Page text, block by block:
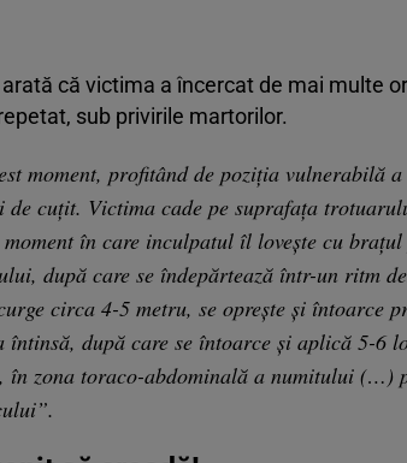
că victima a încercat de mai multe
sub privirile martorilor.
moment, profitând de poziția vulnerabilă
de cuțit. Victima cade pe suprafața
în care inculpatul îl lovește cu
după care se îndepărtează într-un ritm
circa 4-5 metru, se oprește și întoarce
întinsă, după care se întoarce și aplică 5-6
în zona toraco-abdominală a numitului (…)